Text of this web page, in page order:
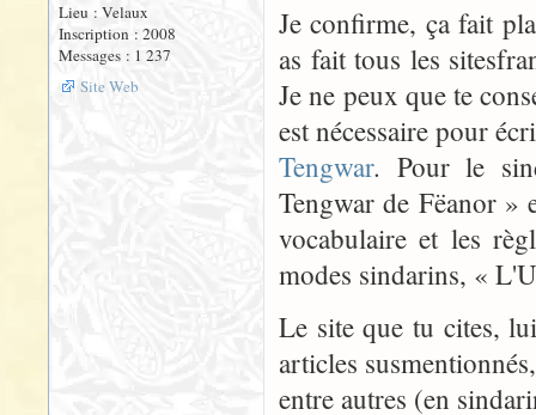
Lieu : Velaux
Inscription : 2008
Messages : 1 237
Site Web
Je confirme, ça fait
as fait tous les
Je ne peux que te
est nécessaire pour
Tengwar. Pour le
Tengwar de Fëanor »
vocabulaire et les
modes sindarins, «
Le site que tu cites,
articles
entre autres (en